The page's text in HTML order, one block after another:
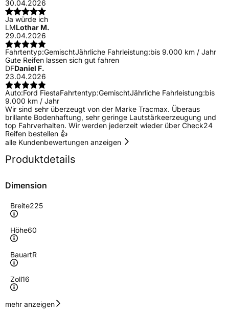
30.04.2026
Ja würde ich
LMLothar M.
29.04.2026
Fahrtentyp:GemischtJährliche Fahrleistung:bis 9.000 km / Jahr
Gute Reifen lassen sich gut fahren
DFDaniel F.
23.04.2026
Auto:Ford FiestaFahrtentyp:GemischtJährliche Fahrleistung:bis
9.000 km / Jahr
Wir sind sehr überzeugt von der Marke Tracmax. Überaus
brillante Bodenhaftung, sehr geringe Lautstärkeerzeugung und
top Fahrverhalten. Wir werden jederzeit wieder über Check24
Reifen bestellen 👍
alle Kundenbewertungen anzeigen
Produktdetails
Dimension
Breite225
Höhe60
BauartR
Zoll16
Geschwindigkeitsindex
mehr anzeigen